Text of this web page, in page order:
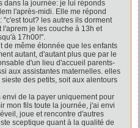
dans la journée: je lui réponds
l'après-midi. Elle me répond
"c'est tout? les autres ils dorment
l'aprem je les couche à 13h et
17h00!".
de même étonnée que les enfants
autant, d'autant plus que par le
d'un lieu d'accueil parents-
aux assistantes maternelles. elles
des petits, soit aux alentours
envi de la payer uniquement pour
mon fils toute la journée, j'ai envi
joue et rencontre d'autres
sceptique quant à la qualité de